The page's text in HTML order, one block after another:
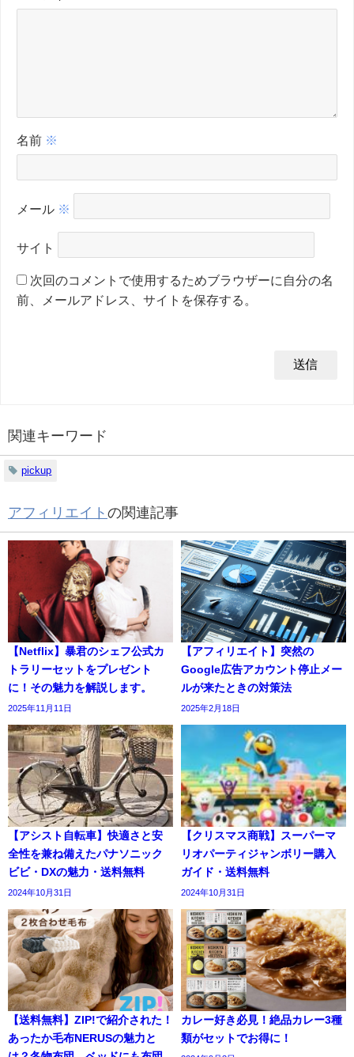
名前 ※
メール ※
サイト
次回のコメントで使用するためブラウザーに自分の名
前、メールアドレス、サイトを保存する。
関連キーワード
pickup
アフィリエイト の関連記事
【Netflix】暴君のシェフ公式カ
トラリーセットをプレゼント
に！その魅力を解説します。
2025年11月11日
【アフィリエイト】突然の
Google広告アカウント停止メー
ルが来たときの対策法
2025年2月18日
【アシスト自転車】快適さと安
全性を兼ね備えたパナソニック
ビビ・DXの魅力・送料無料
2024年10月31日
【クリスマス商戦】スーパーマ
リオパーティジャンボリー購入
ガイド・送料無料
2024年10月31日
【送料無料】ZIP!で紹介された！
あったか毛布NERUSの魅力と
カレー好き必見！絶品カレー3種
類がセットでお得に！